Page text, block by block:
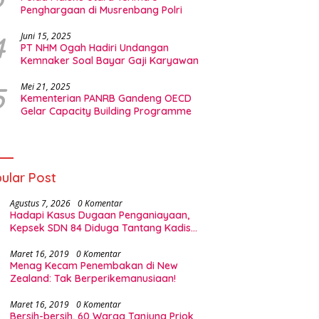
Penghargaan di Musrenbang Polri
Juni 15, 2025
PT NHM Ogah Hadiri Undangan
Kemnaker Soal Bayar Gaji Karyawan
Mei 21, 2025
Kementerian PANRB Gandeng OECD
Gelar Capacity Building Programme
Post
Agustus 7, 2026 0 Komentar
Hadapi Kasus Dugaan Penganiayaan,
Kepsek SDN 84 Diduga Tantang Kadis
Maret 16, 2019 0 Komentar
Menag Kecam Penembakan di New
Zealand: Tak Berperikemanusiaan!
Maret 16, 2019 0 Komentar
Bersih-bersih, 60 Warga Tanjung Priok